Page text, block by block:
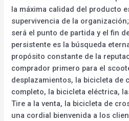
la máxima calidad del producto
supervivencia de la
será el punto de partida y el fin
persistente es la búsqueda
propósito constante de la
comprador primero para el
desplazamientos, la bicicleta de
completo, la bicicleta eléctrica,
Tire a la venta, la bicicleta de
una cordial bienvenida a los